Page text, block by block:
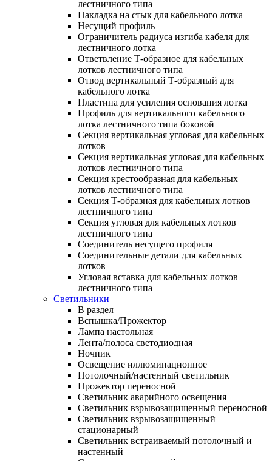
лестничного типа
Накладка на стык для кабельного лотка
Несущий профиль
Ограничитель радиуса изгиба кабеля для
лестничного лотка
Ответвление Т-образное для кабельных
лотков лестничного типа
Отвод вертикальный Т-образный для
кабельного лотка
Пластина для усиления основания лотка
Профиль для вертикального кабельного
лотка лестничного типа боковой
Секция вертикальная угловая для кабельных
лотков
Секция вертикальная угловая для кабельных
лотков лестничного типа
Секция крестообразная для кабельных
лотков лестничного типа
Секция Т-образная для кабельных лотков
лестничного типа
Секция угловая для кабельных лотков
лестничного типа
Соединитель несущего профиля
Соединительные детали для кабельных
лотков
Угловая вставка для кабельных лотков
лестничного типа
Светильники
В раздел
Вспышка/Прожектор
Лампа настольная
Лента/полоса светодиодная
Ночник
Освещение иллюминационное
Потолочный/настенный светильник
Прожектор переносной
Светильник аварийного освещения
Светильник взрывозащищенный переносной
Светильник взрывозащищенный
стационарный
Светильник встраиваемый потолочный и
настенный